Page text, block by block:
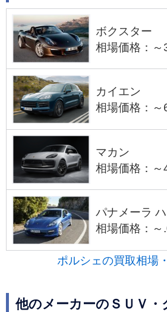
ボクスター
相場価格：～
カイエン
相場価格：～
マカン
相場価格：～
パナメーラ
相場価格：～
ポルシェの買取相場
他のメーカーのＳＵＶ・